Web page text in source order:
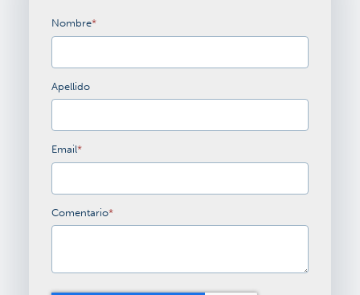
Nombre*
Apellido
Email*
Comentario*